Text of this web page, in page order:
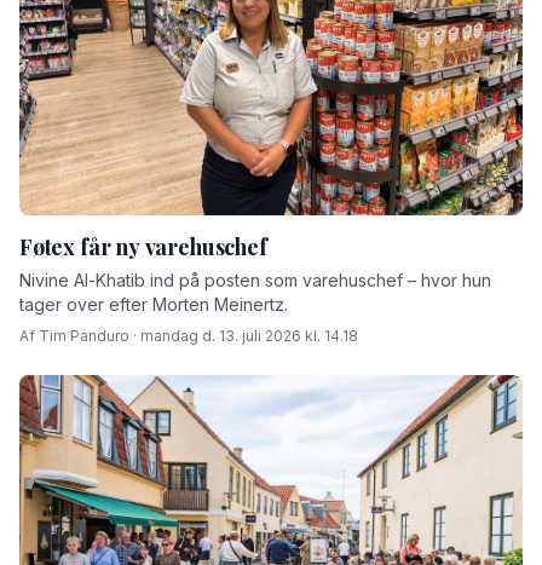
Føtex får ny varehuschef
Nivine Al-Khatib ind på posten som varehuschef – hvor hun
tager over efter Morten Meinertz.
Af Tim Panduro · mandag d. 13. juli 2026 kl. 14.18